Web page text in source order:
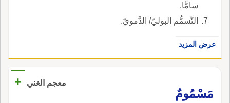
سامًّا.
التَّسمُّم البوليّ/ الدَّمويّ.
عرض المزيد
معجم الغني
+
مَسْمُومٌ